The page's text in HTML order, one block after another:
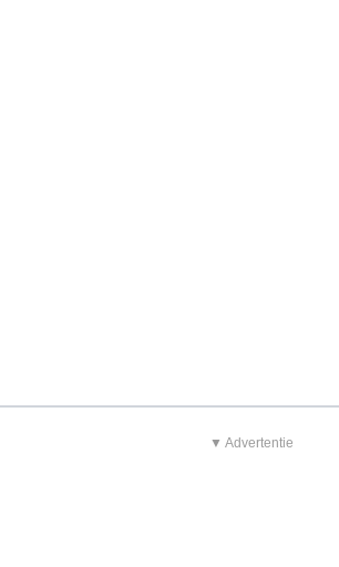
▼ Advertentie